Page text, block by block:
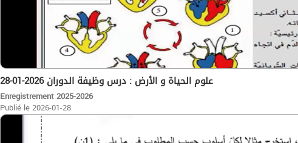
28-01-2026 علوم الحياة و الأرض : درس وظيفة الدوران
Enregistrement 2025-2026
Publié le 2026-01-28